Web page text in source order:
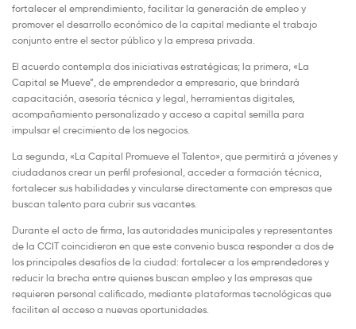
fortalecer el emprendimiento, facilitar la generación de empleo y
promover el desarrollo económico de la capital mediante el trabajo
conjunto entre el sector público y la empresa privada.
El acuerdo contempla dos iniciativas estratégicas; la primera, «La
Capital se Mueve”, de emprendedor a empresario, que brindará
capacitación, asesoría técnica y legal, herramientas digitales,
acompañamiento personalizado y acceso a capital semilla para
impulsar el crecimiento de los negocios.
La segunda, «La Capital Promueve el Talento», que permitirá a jóvenes y
ciudadanos crear un perfil profesional, acceder a formación técnica,
fortalecer sus habilidades y vincularse directamente con empresas que
buscan talento para cubrir sus vacantes.
Durante el acto de firma, las autoridades municipales y representantes
de la CCIT coincidieron en que este convenio busca responder a dos de
los principales desafíos de la ciudad: fortalecer a los emprendedores y
reducir la brecha entre quienes buscan empleo y las empresas que
requieren personal calificado, mediante plataformas tecnológicas que
faciliten el acceso a nuevas oportunidades.